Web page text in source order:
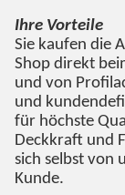
Ihre Vorteile
Sie kaufen die
Shop direkt
und von
und
für höchste
Deckkraft und
sich selbst von
Kunde.